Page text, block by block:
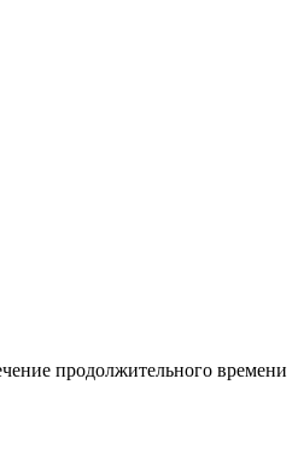
продолжительного времени